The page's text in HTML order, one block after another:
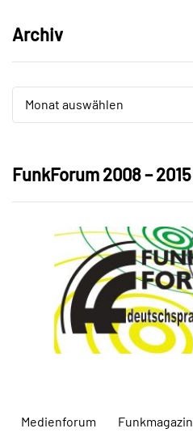
Archiv
Monat auswählen
Archiv
FunkForum 2008 – 2015
Medienforum Funkmagazin